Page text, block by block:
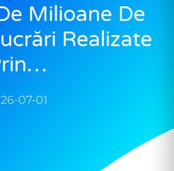
Milioane De
Realizate
07-01